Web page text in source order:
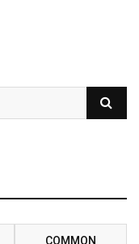
COMMON